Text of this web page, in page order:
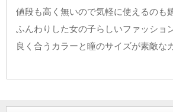
値段も高く無いので気軽に使えるのも
ふんわりした女の子らしいファッショ
良く合うカラーと瞳のサイズが素敵な